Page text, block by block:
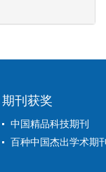
期刊获奖
中国精品科技期刊
百种中国杰出学术期